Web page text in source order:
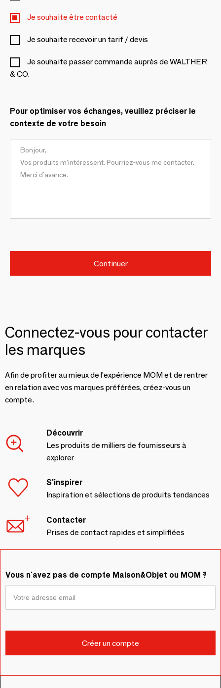
Je souhaite être contacté
Je souhaite recevoir un tarif / devis
Je souhaite passer commande auprès de WALTHER
& CO.
Pour optimiser vos échanges, veuillez préciser le
contexte de votre besoin
Continuer
Connectez-vous pour contacter
les marques
Afin de profiter au mieux de l'expérience MOM et de rentrer
en relation avec vos marques préférées, créez-vous un
compte.
Découvrir
Les produits de milliers de fournisseurs à
explorer
S'inspirer
Inspiration et sélections de produits tendances
Contacter
Prises de contact rapides et simplifiées
Vous n'avez pas de compte Maison&Objet ou MOM ?